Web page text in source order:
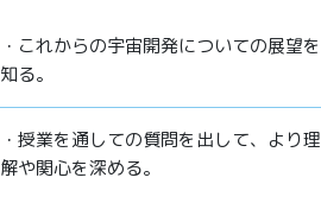
・これからの宇宙開発についての展望を
知る。
・授業を通しての質問を出して、より理
解や関心を深める。